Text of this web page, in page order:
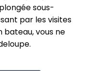
sous-
par les visites
bateau, vous ne